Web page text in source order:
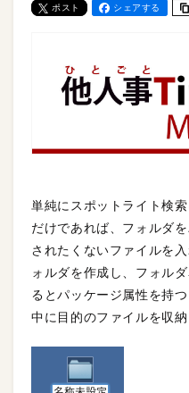
ポスト シェアする
単純にスポットライト検
だけであれば、フォルダ
されたくないファイルを
ォルダを作成し、フォル
るとパッケージ属性を持
中に目的のファイルを収納